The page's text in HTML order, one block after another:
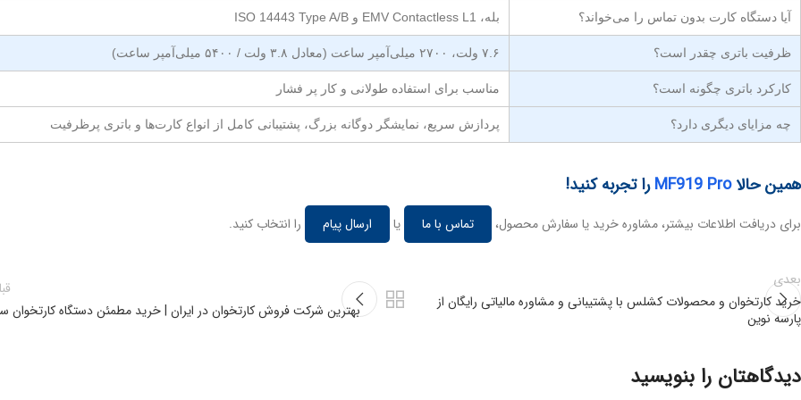
آیا دستگاه کارت بدون تماس را می‌خواند؟ بله، EMV Contactless L1 و ISO 14443 Type A/B
ظرفیت باتری چقدر است؟ ۷.۶ ولت، ۲۷۰۰ میلی‌آمپر ساعت (معادل ۳.۸ ولت / ۵۴۰۰ میلی‌آمپر ساعت)
کارکرد باتری چگونه است؟ مناسب برای استفاده طولانی و کار پر فشار
چه مزایای دیگری دارد؟ پردازش سریع، نمایشگر دوگانه بزرگ، پشتیبانی کامل از انواع کارت‌ها و باتری پرظرفیت
همین حالاMF919 Proرا تجربه کنید!
برای دریافت اطلاعات بیشتر، مشاوره خرید یا سفارش محصول، تماس با ما یا ارسال پیام را انتخاب کنید.
بعدی
خرید کارتخوان و محصولات کشلس با پشتیبانی و مشاوره مالیاتی رایگان از
پارسه نوین
بهترین شرکت فروش کارتخوان در ایران | خرید مطمئن دستگاه کارتخوان
دیدگاهتان را بنویسید